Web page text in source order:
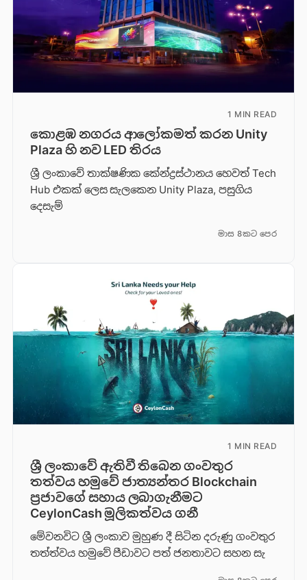
1 MIN READ
කොළඹ නගරය ආලෝකමත් කරන Unity
Plaza හි නව LED තිරය
ශ්‍රී ලංකාවේ තාක්ෂණික කේන්ද්‍රස්ථානය හෙවත් Tech
Hub එකක් ලෙස සැලකෙන Unity Plaza, පසුගිය
දෙසැම්
මාස 8කට පෙර
1 MIN READ
ශ්‍රී ලංකාවේ ඇතිවී තිබෙන ගංවතුර
තත්වය හමුවේ ජාත්‍යන්තර Blockchain
ප්‍රජාවගේ සහාය ලබාගැනීමට
CeylonCash මූලිකත්වය ග​නී
මේවනවිට ශ්‍රී ලංකාව මුහුණ දී සිටින දරුණු ගංවතුර
තත්ත්වය හමුවේ පීඩාවට පත් ජනතාවට සහන සැ